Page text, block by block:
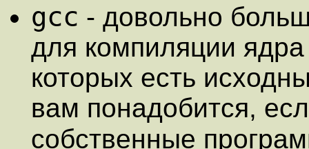
gcc - довольно
для компиляции
которых есть
вам понадобится,
собственные